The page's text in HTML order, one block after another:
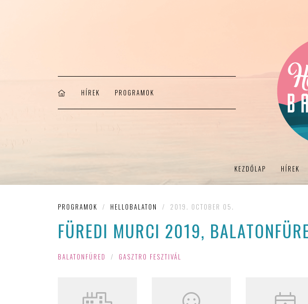
HÍREK PROGRAMOK
KEZDŐLAP HÍREK
PROGRAMOK / HELLOBALATON / 2019. OCTOBER 05.
FÜREDI MURCI 2019,
BALATONFÜRED / GASZTRO FESZTIVÁL